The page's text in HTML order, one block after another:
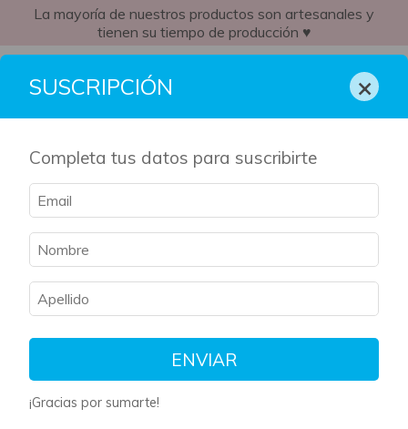
La mayoría de nuestros productos son artesanales y
tienen su tiempo de producción ♥
SUSCRIPCIÓN ×
Completa tus datos para suscribirte
ENVIAR
¡Gracias por sumarte!